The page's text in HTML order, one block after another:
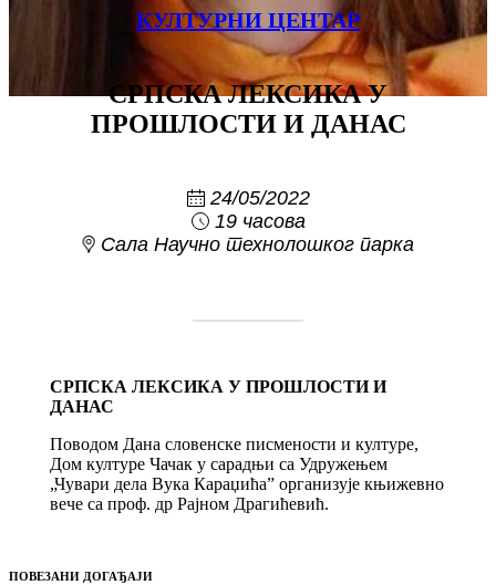
КУЛТУРНИ ЦЕНТАР
СРПСКА ЛЕКСИКА У
ПРОШЛОСТИ И ДАНАС
24/05/2022
19 часова
Сала Научно технолошког парка
СРПСКА ЛЕКСИКА У ПРОШЛОСТИ И
ДАНАС
Поводом Дана словенске писмености и културе,
Дом културе Чачак у сарадњи са Удружењем
„Чувари дела Вука Караџића” организује књижевно
вече са проф. др Рајном Драгићевић.
ПОВЕЗАНИ ДОГАЂАЈИ